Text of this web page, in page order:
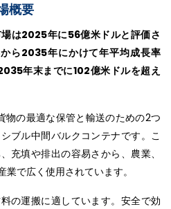
概要
は2025年に56億米ドルと評価さ
ら2035年にかけて年平均成長率
年末までに102億米ドルを超え
物の最適な保管と輸送のための2つ
ブル中間バルクコンテナです。こ
充填や排出の容易さから、農業、
で広く使用されています。
の運搬に適しています。安全で効